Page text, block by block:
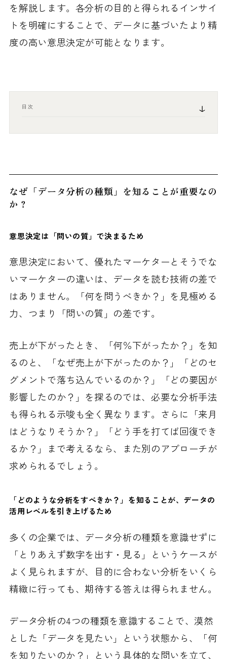
を解説します。各分析の目的と得られるインサイ
トを明確にすることで、データに基づいたより精
度の高い意思決定が可能となります。
目次
なぜ「データ分析の種類」を知ることが重要なの
か？
意思決定は「問いの質」で決まるため
意思決定において、優れたマーケターとそうでな
いマーケターの違いは、データを読む技術の差で
はありません。「何を問うべきか？」を見極める
力、つまり「問いの質」の差です。
売上が下がったとき、「何％下がったか？」を知
るのと、「なぜ売上が下がったのか？」「どのセ
グメントで落ち込んでいるのか？」「どの要因が
影響したのか？」を探るのでは、必要な分析手法
も得られる示唆も全く異なります。さらに「来月
はどうなりそうか？」「どう手を打てば回復でき
るか？」まで考えるなら、また別のアプローチが
求められるでしょう。
「どのような分析をすべきか？」を知ることが、データの
活用レベルを引き上げるため
多くの企業では、データ分析の種類を意識せずに
「とりあえず数字を出す・見る」というケースが
よく見られますが、目的に合わない分析をいくら
精緻に行っても、期待する答えは得られません。
データ分析の4つの種類を意識することで、漠然
とした「データを見たい」という状態から、「何
を知りたいのか？」という具体的な問いを立て、